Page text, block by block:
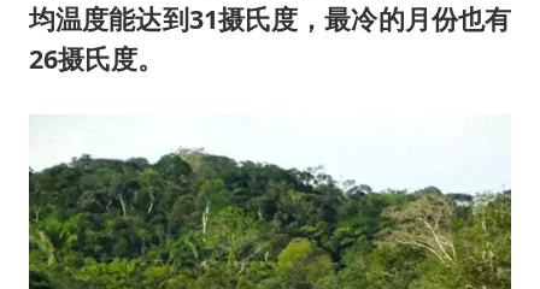
均温度能达到31摄氏度，最冷的月份也有
26摄氏度。